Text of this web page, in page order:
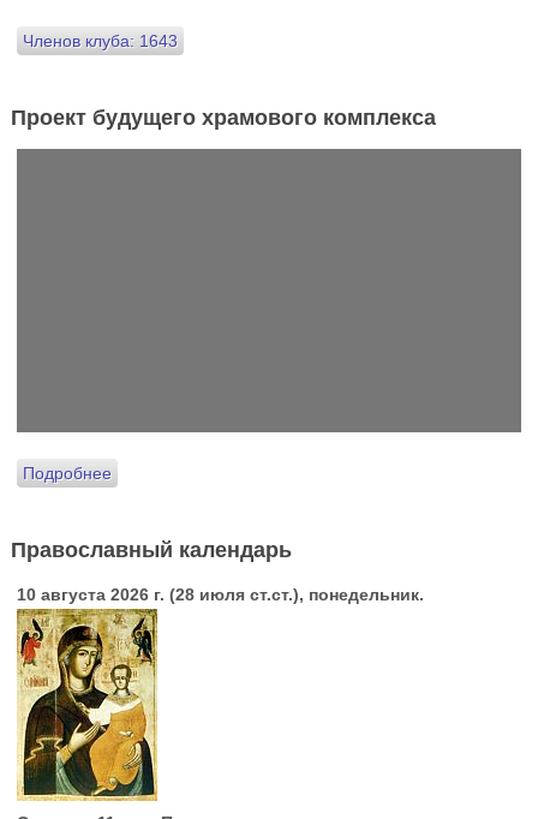
Членов клуба: 1643
Проект будущего храмового комплекса
Подробнее
Православный календарь
10 августа 2026 г. (28 июля ст.ст.), понедельник.